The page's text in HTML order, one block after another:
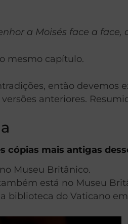
a Moisés face a
mesmo capítulo.
então devemos
anteriores.
mais antigas
Museu Britânico.
está no Museu
biblioteca do Vaticano